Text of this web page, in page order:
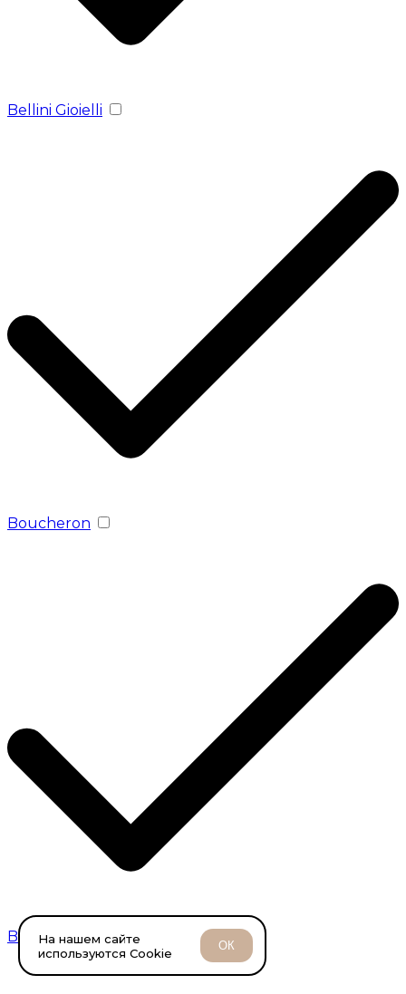
Bellini Gioielli
Boucheron
BreguetНа нашем сайте
используются Cookie
ОК